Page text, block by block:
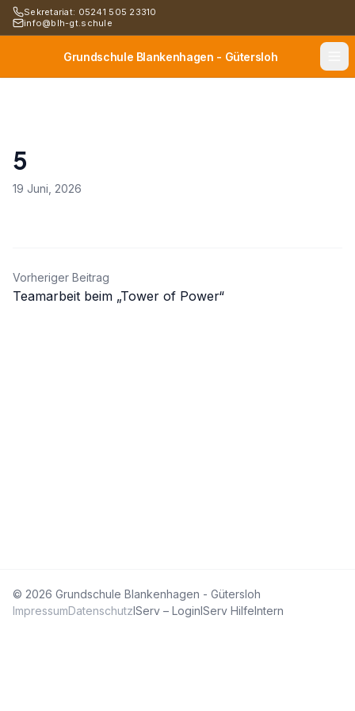
Sekretariat: 05241 505 23310
info@blh-gt.schule
Grundschule Blankenhagen - Gütersloh
5
19 Juni, 2026
Beitragsnavigation
Vorheriger Beitrag
Teamarbeit beim „Tower of Power“
© 2026 Grundschule Blankenhagen - Gütersloh
ImpressumDatenschutzIServ – LoginIServ HilfeIntern